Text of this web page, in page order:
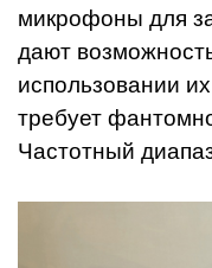
микрофоны для
дают
использовании
требует
Частотный